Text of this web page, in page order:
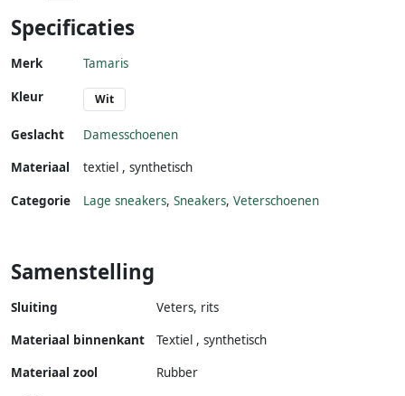
Specificaties
Merk Tamaris
Kleur Wit
Geslacht
Damesschoenen
Materiaal
textiel , synthetisch
Categorie Lage sneakers, Sneakers, Veterschoenen
Samenstelling
Sluiting
Veters, rits
Materiaal binnenkant
Textiel , synthetisch
Materiaal zool
Rubber